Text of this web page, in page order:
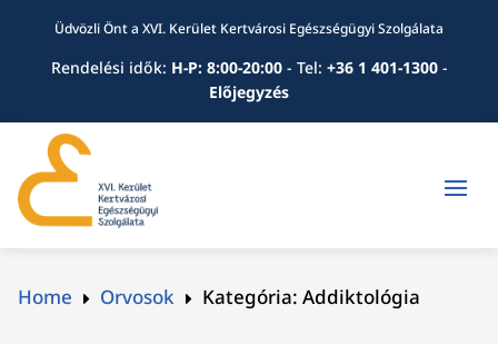
Üdvözli Önt a XVI. Kerület Kertvárosi Egészségügyi Szolgálata
Rendelési idők: H-P: 8:00-20:00 - Tel: +36 1 401-1300-
Előjegyzés
Home E Orvosok E Kategória: Addiktológia